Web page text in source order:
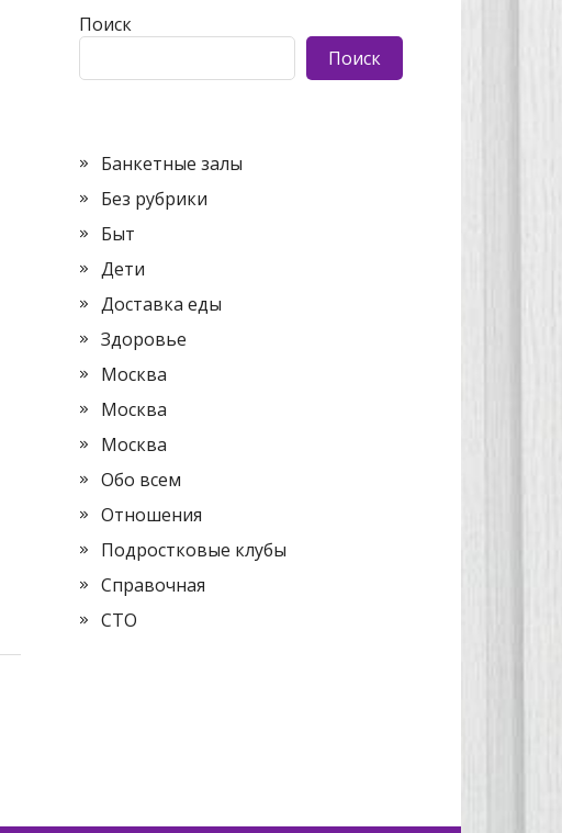
Поиск
Поиск
Банкетные залы
Без рубрики
Быт
Дети
Доставка еды
Здоровье
Москва
Москва
Москва
Обо всем
Отношения
Подростковые клубы
Справочная
СТО